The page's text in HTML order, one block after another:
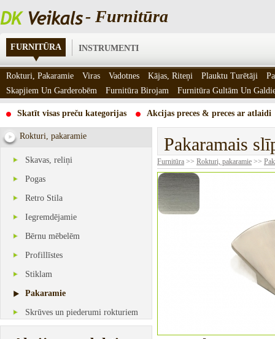
- Furnitūra
FURNITŪRA INSTRUMENTI
Skatīt visas preču kategorijas Akcijas preces & preces ar atlaidi
Rokturi, pakaramie
Skavas, reliņi
Pogas
Retro Stila
Iegremdējamie
Bērnu mēbelēm
Profillīstes
Stiklam
Pakaramie
Skrūves un piederumi rokturiem
Pakaramais
Furnitūra >> Rokturi, pakaramie >>
Rokturi, Pakaramie Viras Vadotnes Kājas, Riteņi Plauktu Turētāji
Skapjiem Un Garderobēm
Furnitūra Birojam Furnitūra Gultām Un